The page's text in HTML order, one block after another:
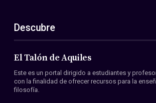
ES
EN
Acerca de nosotros
Miembros
Convenios
Descubre
El Talón de Aquiles
Este es un portal dirigido a estudiantes y
con la finalidad de ofrecer recursos para la
filosofía.